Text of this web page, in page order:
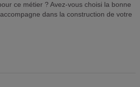
ce métier ? Avez-vous choisi la bonne
dans la construction de votre